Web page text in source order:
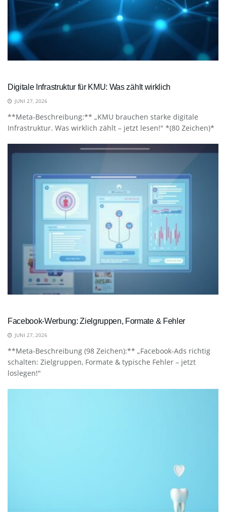
Digitale Infrastruktur für KMU: Was zählt wirklich
JUNI 27, 2026
**Meta-Beschreibung:** „KMU brauchen starke digitale
Infrastruktur. Was wirklich zählt – jetzt lesen!" *(80 Zeichen)*
Facebook-Werbung: Zielgruppen, Formate & Fehler
JUNI 27, 2026
**Meta-Beschreibung (98 Zeichen):** „Facebook-Ads richtig
schalten: Zielgruppen, Formate & typische Fehler – jetzt
loslegen!"